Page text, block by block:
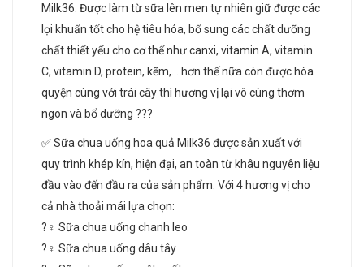
Milk36. Được làm từ sữa lên men tự nhiên giữ được các
lợi khuẩn tốt cho hệ tiêu hóa, bổ sung các chất dưỡng
chất thiết yếu cho cơ thể như canxi, vitamin A, vitamin
C, vitamin D, protein, kẽm,… hơn thế nữa còn được hòa
quyện cùng với trái cây thì hương vị lại vô cùng thơm
ngon và bổ dưỡng ???
✅ Sữa chua uống hoa quả Milk36 được sản xuất với
quy trình khép kín, hiện đại, an toàn từ khâu nguyên liệu
đầu vào đến đầu ra của sản phẩm. Với 4 hương vị cho
cả nhà thoải mái lựa chọn:
?‍♀️ Sữa chua uống chanh leo
?‍♀️ Sữa chua uống dâu tây